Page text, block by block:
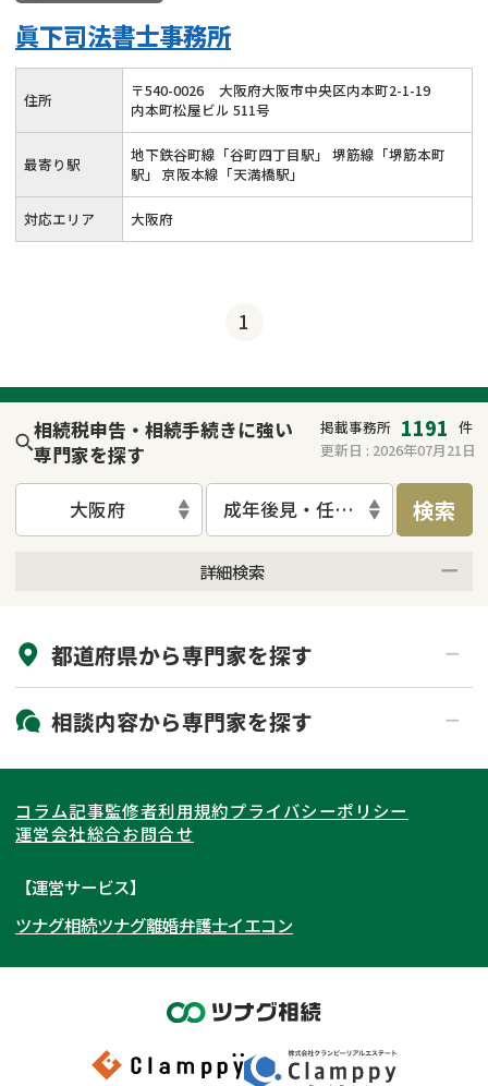
眞下司法書士事務所
住所 〒540-0026
大阪府大阪市中央区内本町2-1-19
内本町松屋ビル 511号
最寄り駅
地下鉄谷町線「谷町四丁目駅」 堺筋線「堺筋本町
駅」 京阪本線「天満橋駅」
対応エリア 大阪府
1
相続税申告・相続手続きに強い
専門家を探す
掲載事務所 1191 件
更新日 : 2026年07月21日
大阪府 成年後見・任意後見 検索
詳細検索
初回相談無料
土日祝の相談可能
都道府県から専門家を探す
北海道・東北
北海道 青森県
岩手県 宮城県
秋田県
福島県
関東
東京都 神奈川県
埼玉県
茨城県 群馬県
東海
愛知県
岐阜県 山梨県
関西
大阪府 京都府
奈良県
和歌山県
北陸・甲信越
石川県
富山県
岡山県
九州・沖縄
相談内容から専門家を探す
相続登記
遺産分割
相続手続き
家族信託
成年後見・任意後見
相続財産調査
不動産評価(相続不動産)
相続トラブル
コラム記事監修者利用規約プライバシーポリシー
運営会社総合お問合せ
【運営サービス】
ツナグ相続ツナグ離婚弁護士イエコン